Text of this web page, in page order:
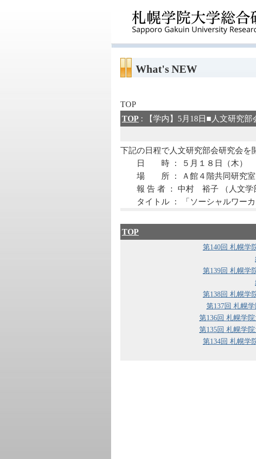
What's NEW
TOP
TOP : 【学内】5月18日■人文研究
下記の日程で人文研究部会研究会を
日 時 ： ５月１８日（木）
場 所 ： Ａ館４階共同研究室
報 告 者 ： 中村 裕子 （人文学
タイトル ： 「ソーシャルワーカ
TOP
第140回 札幌学
第139回 札幌学
第138回 札幌学
第137回 札幌
第136回 札幌学
第135回 札幌学
第134回 札幌学